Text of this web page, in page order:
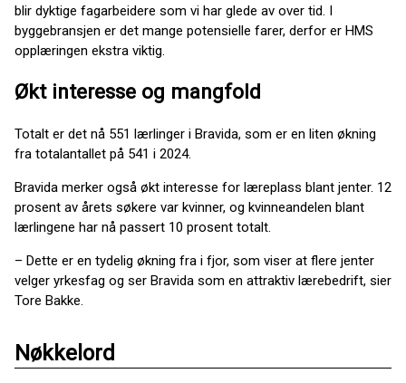
blir dyktige fagarbeidere som vi har glede av over tid. I
byggebransjen er det mange potensielle farer, derfor er HMS
opplæringen ekstra viktig.
Økt interesse og mangfold
Totalt er det nå 551 lærlinger i Bravida, som er en liten økning
fra totalantallet på 541 i 2024.
Bravida merker også økt interesse for læreplass blant jenter. 12
prosent av årets søkere var kvinner, og kvinneandelen blant
lærlingene har nå passert 10 prosent totalt.
– Dette er en tydelig økning fra i fjor, som viser at flere jenter
velger yrkesfag og ser Bravida som en attraktiv lærebedrift, sier
Tore Bakke.
Nøkkelord